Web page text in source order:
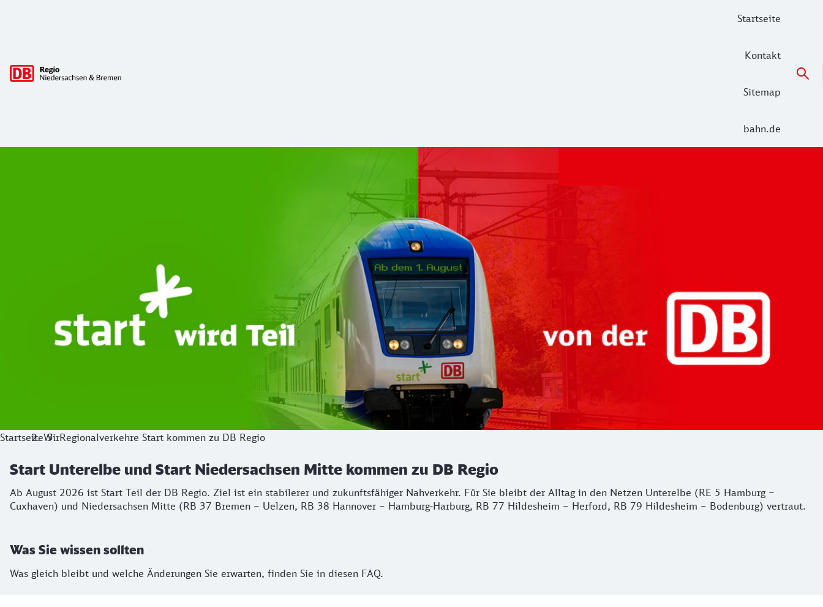
Startseite
Kontakt
Sitemap
bahn.de
Start Unterelbe und Start Niedersachsen Mitte kommen zu DB Regio
Ab August 2026 ist Start Teil der DB Regio. Ziel ist ein stabilerer und zukunftsfähiger Nahverkehr. Für Sie bleibt der Alltag in den Netzen Unterelbe (RE 5 Hamburg –
StartseiteWirRegionalverkehre Start kommen zu DB Regio
Start Unterelbe und Start Niedersachsen Mitte kommen zu DB Regio
Ab August 2026 ist Start Teil der DB Regio. Ziel ist ein stabilerer und zukunftsfähiger Nahverkehr. Für Sie bleibt der Alltag in den Netzen Unterelbe (RE 5 Hamburg –
Cuxhaven) und Niedersachsen Mitte (RB 37 Bremen – Uelzen, RB 38 Hannover – Hamburg-Harburg, RB 77 Hildesheim – Herford, RB 79 Hildesheim – Bodenburg) vertraut.
Was Sie wissen sollten
Was gleich bleibt und welche Änderungen Sie erwarten, finden Sie in diesen FAQ.